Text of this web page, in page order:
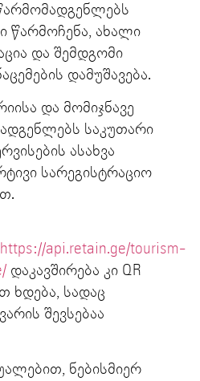
წარმოჩენა, ახალი
და შემდგომი
დამუშავება.
და მომიჯნავე
საკუთარი
ასახვა
სარეგისტრაციო
https://api.retain.ge/tourism-
დაკავშირება კი QR
ხდება, სადაც
შევსებაა
ნებისმიერ